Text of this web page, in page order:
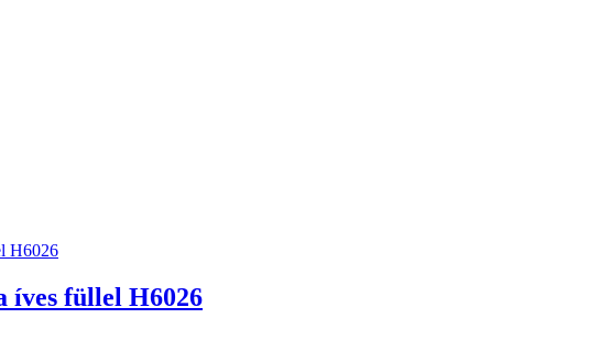
íves füllel H6026